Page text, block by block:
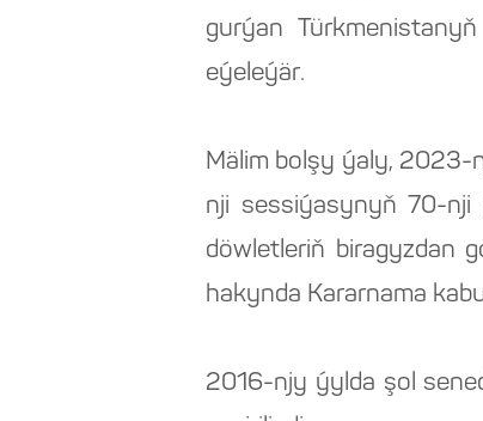
gurýan
eýeleýär.
Mälim bolşy ýaly, 2023-
nji sessiýasynyň 70-nji
döwletleriň biragyzdan
hakynda Kararnama
2016-njy ýylda şol